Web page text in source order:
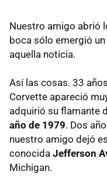
Nuestro amigo abrió
boca sólo emergió un
aquella noticia.
Así las cosas. 33
Corvette apareció
adquirió su flamante
año de 1979. Dos
nuestro amigo dejó
conocida Jefferson
Michigan.